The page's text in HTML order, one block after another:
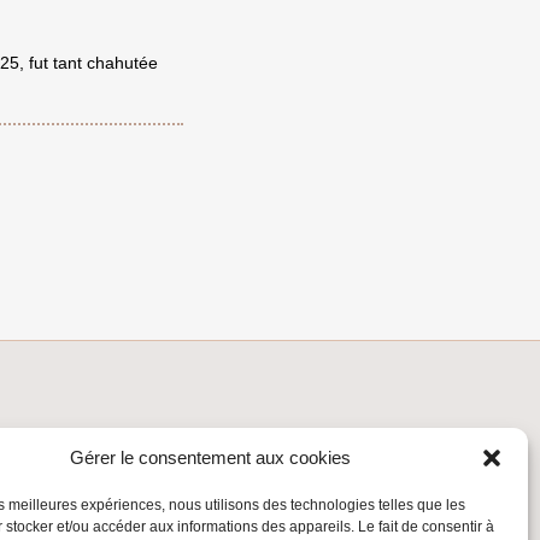
Gérer le consentement aux cookies
meilleures expériences, nous utilisons des technologies telles que les
stocker et/ou accéder aux informations des appareils. Le fait de consentir à
fut tant chahutée
INSCRIVEZ-VOUS À LA NEWSLETTER
Email